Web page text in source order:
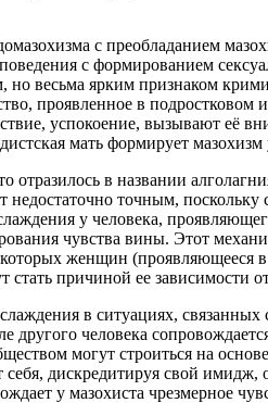
с преобладанием
с формированием
весьма ярким признаком
проявленное в
успокоение, вызывают её
мать формирует
отразилось в названии
точным,
у человека,
чувства вины. Этот
женщин
причиной ее зависимости
в ситуациях,
другого человека
могут строиться на
дискредитируя свой имидж,
у мазохиста чрезмер­ное